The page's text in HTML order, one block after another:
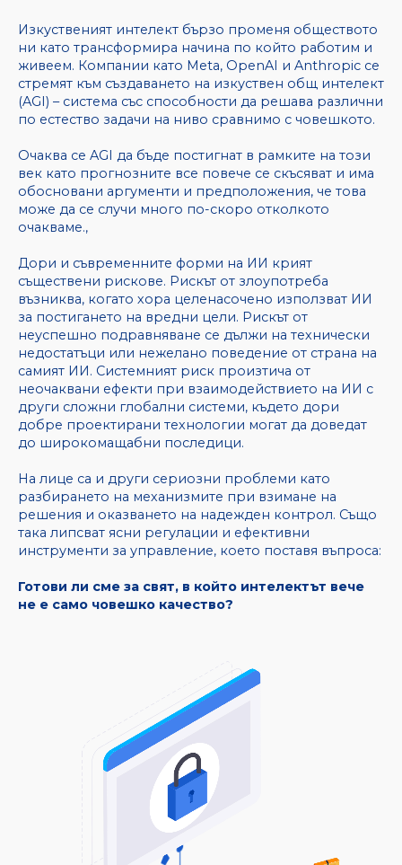
Изкуственият интелект бързо променя обществото
ни като трансформира начина по който работим и
живеем. Компании като Meta, OpenAI и Anthropic се
стремят към създаването на изкуствен общ интелект
(AGI) – система със способности да решава различни
по естество задачи на ниво сравнимо с човешкото.
Очаква се AGI да бъде постигнат в рамките на този
век като прогнозните все повече се скъсяват и има
обосновани аргументи и предположения, че това
може да се случи много по-скоро отколкото
очакваме.,
Дори и съвременните форми на ИИ крият
съществени рискове. Рискът от злоупотреба
възниква, когато хора целенасочено използват ИИ
за постигането на вредни цели. Рискът от
неуспешно подравняване се дължи на технически
недостатъци или нежелано поведение от страна на
самият ИИ. Системният риск произтича от
неочаквани ефекти при взаимодействието на ИИ с
други сложни глобални системи, където дори
добре проектирани технологии могат да доведат
до широкомащабни последици.
На лице са и други сериозни проблеми като
разбирането на механизмите при взимане на
решения и оказването на надежден контрол. Също
така липсват ясни регулации и ефективни
инструменти за управление, което поставя въпроса:
Готови ли сме за свят, в който интелектът вече
не е само човешко кaчество?